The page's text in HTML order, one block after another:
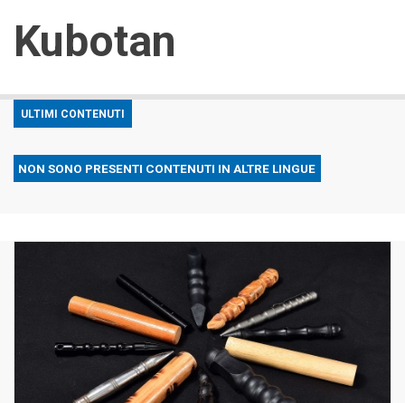
Kubotan
ULTIMI CONTENUTI
NON SONO PRESENTI CONTENUTI IN ALTRE LINGUE